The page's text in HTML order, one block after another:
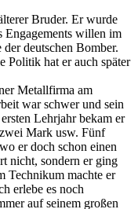
Bruder. Er wurde
Engagements willen im
deutschen Bomber.
Politik hat er auch später
Metallfirma am
war schwer und sein
Lehrjahr bekam er
Mark usw. Fünf
er doch schon einen
nicht, sondern er ging
Technikum machte er
erlebe es noch
auf seinem großen